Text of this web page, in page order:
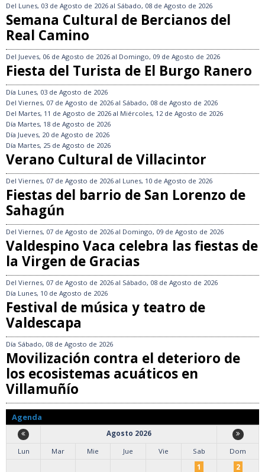
Del Lunes, 03 de Agosto de 2026 al Sábado, 08 de Agosto de 2026
Semana Cultural de Bercianos del
Real Camino
Del Jueves, 06 de Agosto de 2026 al Domingo, 09 de Agosto de 2026
Fiesta del Turista de El Burgo Ranero
Día Lunes, 03 de Agosto de 2026
Del Viernes, 07 de Agosto de 2026 al Sábado, 08 de Agosto de 2026
Del Martes, 11 de Agosto de 2026 al Miércoles, 12 de Agosto de 2026
Día Martes, 18 de Agosto de 2026
Día Jueves, 20 de Agosto de 2026
Día Martes, 25 de Agosto de 2026
Verano Cultural de Villacintor
Del Viernes, 07 de Agosto de 2026 al Lunes, 10 de Agosto de 2026
Fiestas del barrio de San Lorenzo de
Sahagún
Del Viernes, 07 de Agosto de 2026 al Domingo, 09 de Agosto de 2026
Valdespino Vaca celebra las fiestas de
la Virgen de Gracias
Del Viernes, 07 de Agosto de 2026 al Sábado, 08 de Agosto de 2026
Día Lunes, 10 de Agosto de 2026
Festival de música y teatro de
Valdescapa
Día Sábado, 08 de Agosto de 2026
Movilización contra el deterioro de
los ecosistemas acuáticos en
Villamuñío
Agenda
Agosto 2026
Lun
Mar Mie Jue Vie Sab
Dom
1
2